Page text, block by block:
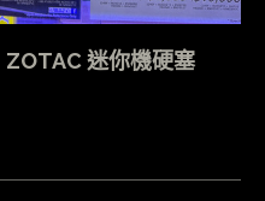
ZOTAC 迷你機硬塞